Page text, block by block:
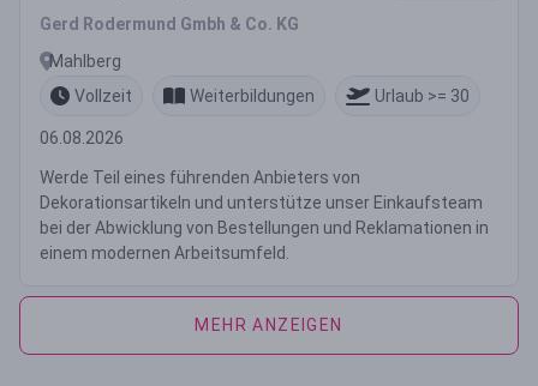
Gerd Rodermund Gmbh & Co. KG
Mahlberg
Vollzeit
Weiterbildungen Urlaub >= 30
06.08.2026
Werde Teil eines führenden Anbieters von
Dekorationsartikeln und unterstütze unser Einkaufsteam
bei der Abwicklung von Bestellungen und Reklamationen in
einem modernen Arbeitsumfeld.
MEHR ANZEIGEN